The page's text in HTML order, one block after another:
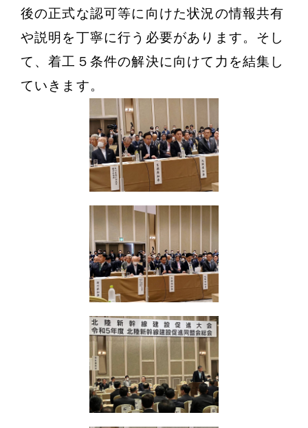
後の正式な認可等に向けた状況の情報共有
や説明を丁寧に行う必要があります。そし
て、着工５条件の解決に向けて力を結集し
ていきます。